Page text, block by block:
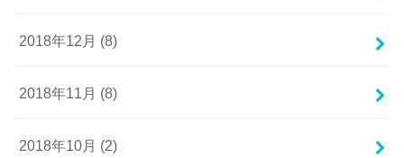
2018年12月 (8)
2018年11月 (8)
2018年10月 (2)